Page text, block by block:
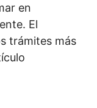
en
El
trámites más